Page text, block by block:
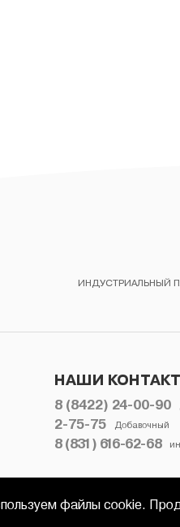
ИНДУСТРИАЛЬНЫЙ
НАШИ
8 (8422) 24-00-90
2-75-75 Добавочный
8 (831) 616-62-68
файлы cookie.